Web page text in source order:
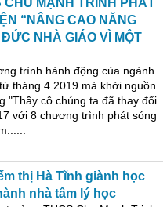
CHU MẠNH TRINH PHÁT
“NÂNG CAO NĂNG
NHÀ GIÁO VÌ MỘT
trình hành động của ngành
tháng 4.2019 mà khởi nguồn
"Thầy cô chúng ta đã thay đổi
với 8 chương trình phát sóng
thị Hà Tĩnh giành học
nhà tâm lý học